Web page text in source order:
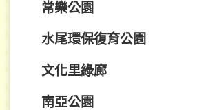
常樂公園
水尾環保復育公園
文化里綠廊
南亞公園